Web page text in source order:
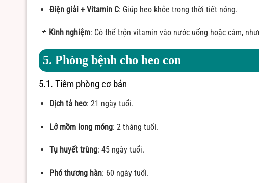
Điện giải + Vitamin C: Giúp heo khỏe trong thời tiết nóng.
📌 Kinh nghiệm: Có thể trộn vitamin vào nước uống hoặc cám,
5. Phòng bệnh cho heo con
5.1. Tiêm phòng cơ bản
Dịch tả heo: 21 ngày tuổi.
Lở mồm long móng: 2 tháng tuổi.
Tụ huyết trùng: 45 ngày tuổi.
Phó thương hàn: 60 ngày tuổi.